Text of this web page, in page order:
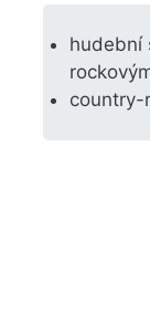
hudební
country-